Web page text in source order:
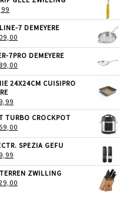
IS:
€6,99.
7 DEMEYERE
IS:
7PRO DEMEYERE
IS:
24X24CM CUISIPRO
PRIJS
IS:
€19,99.
TURBO CROCKPOT
IS:
SPEZIA GEFU
IS:
€39,99.
ZWILLING